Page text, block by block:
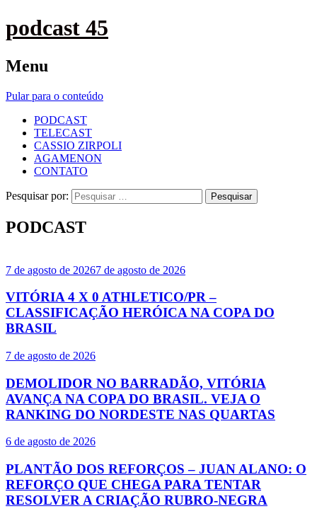
podcast 45
Menu
Pular para o conteúdo
PODCAST
TELECAST
CASSIO ZIRPOLI
AGAMENON
CONTATO
Pesquisar por:
PODCAST
7 de agosto de 20267 de agosto de 2026
VITÓRIA 4 X 0 ATHLETICO/PR –
CLASSIFICAÇÃO HERÓICA NA COPA DO
BRASIL
7 de agosto de 2026
DEMOLIDOR NO BARRADÃO, VITÓRIA
AVANÇA NA COPA DO BRASIL. VEJA O
RANKING DO NORDESTE NAS QUARTAS
6 de agosto de 2026
PLANTÃO DOS REFORÇOS – JUAN ALANO: O
REFORÇO QUE CHEGA PARA TENTAR
RESOLVER A CRIAÇÃO RUBRO-NEGRA